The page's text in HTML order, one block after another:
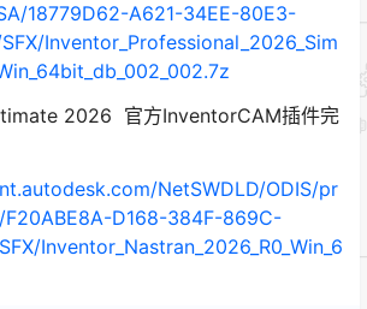
18779D62-A621-34EE-80E3-
Inventor_Professional_2026_Sim
2026 官方InventorCAM插件完
NetSWDLD/ODIS/pr
D168-384F-869C-
Inventor_Nastran_2026_R0_Win_6